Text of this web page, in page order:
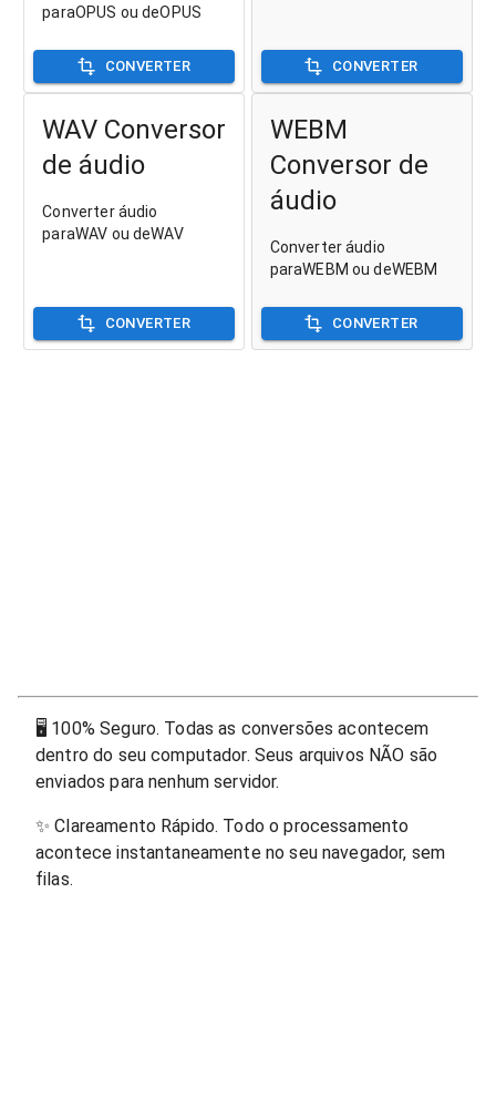
paraOPUS ou deOPUS
CONVERTER CONVERTER
WAV Conversor
de áudio
Converter áudio
paraWAV ou deWAV
CONVERTER
WEBM
Conversor de
áudio
Converter áudio
paraWEBM ou deWEBM
CONVERTER
🖥 100% Seguro. Todas as conversões acontecem
dentro do seu computador. Seus arquivos NÃO são
enviados para nenhum servidor.
✨Clareamento Rápido. Todo o processamento
acontece instantaneamente no seu navegador, sem
filas.